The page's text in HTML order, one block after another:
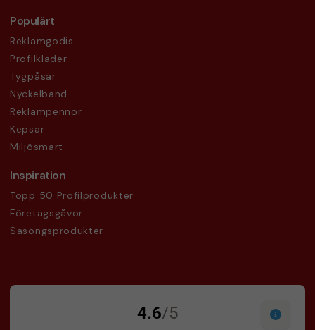
Populärt
Reklamgodis
Profilkläder
Tygpåsar
Nyckelband
Reklampennor
Kepsar
Miljösmart
Inspiration
Topp 50 Profilprodukter
Företagsgåvor
Säsongsprodukter